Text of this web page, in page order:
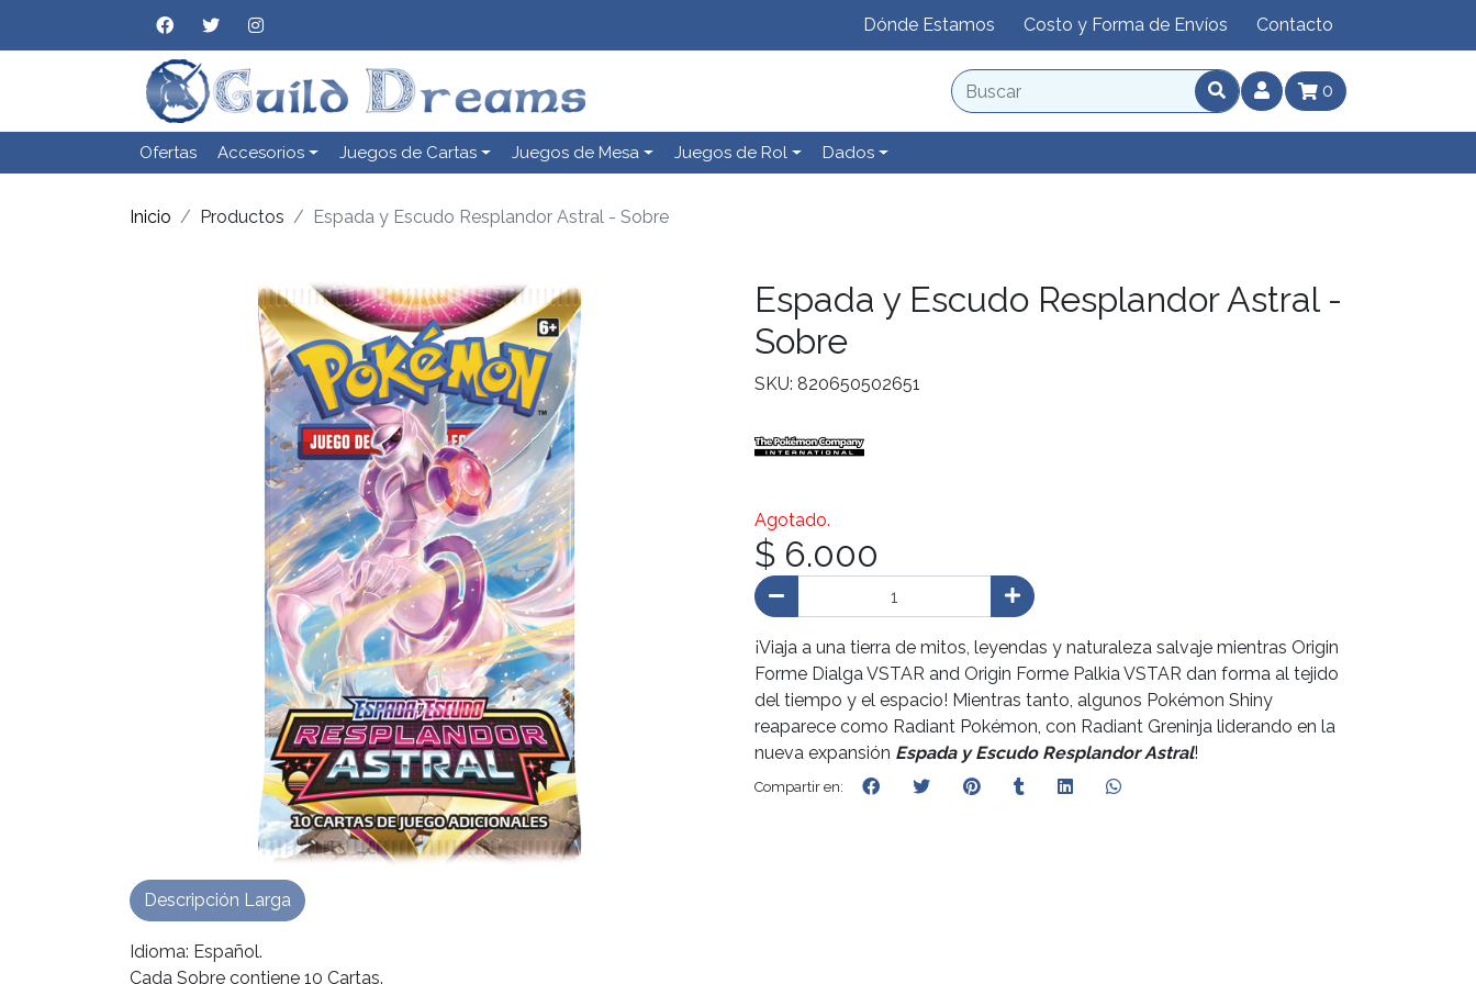
Dónde Estamos Costo y Forma de Envíos Contacto
0
Ofertas Accesorios Juegos de Cartas Juegos de Mesa Juegos de Rol Dados
Inicio Productos Espada y Escudo Resplandor Astral - Sobre
Espada y Escudo Resplandor Astral -
Sobre
SKU: 820650502651
Agotado.
$ 6.000
¡Viaja a una tierra de mitos, leyendas y naturaleza salvaje mientras Origin
Forme Dialga VSTAR and Origin Forme Palkia VSTAR dan forma al tejido
del tiempo y el espacio! Mientras tanto, algunos Pokémon Shiny
reaparece como Radiant Pokémon, con Radiant Greninja liderando en la
nueva expansión Espada y Escudo Resplandor Astral!
Compartir en:
Idioma: Español.
Cada Sobre contiene 10 Cartas.
Descripción Larga